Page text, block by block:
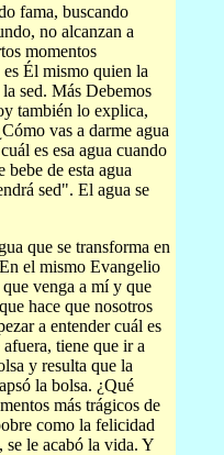
fama, buscando
no alcanzan a
momentos
es Él mismo quien la
sed. Más Debemos
también lo explica,
vas a darme agua
es esa agua cuando
de esta agua
sed". El agua se
que se transforma en
el mismo Evangelio
venga a mí y que
hace que nosotros
a entender cuál es
tiene que ir a
y resulta que la
la bolsa. ¿Qué
más trágicos de
como la felicidad
se le acabó la vida. Y